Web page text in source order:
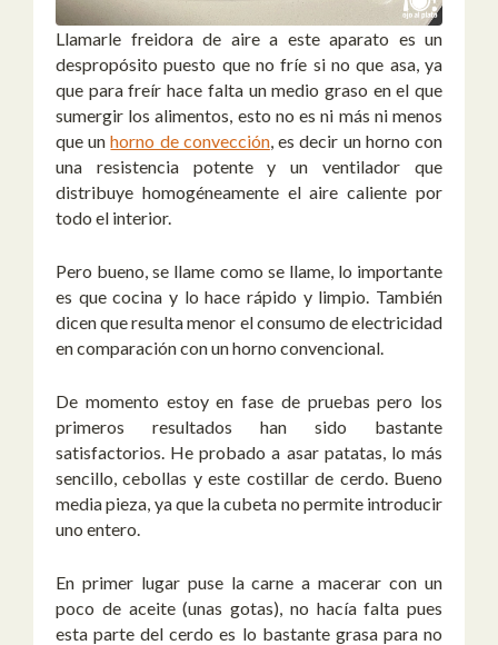
Llamarle freidora de aire a este aparato es un
despropósito puesto que no fríe si no que asa, ya
que para freír hace falta un medio graso en el que
sumergir los alimentos, esto no es ni más ni menos
que unhorno de convección, es decir un horno con
una resistencia potente y un ventilador que
distribuye homogéneamente el aire caliente por
todo el interior.
Pero bueno, se llame como se llame, lo importante
es que cocina y lo hace rápido y limpio. También
dicen que resulta menor el consumo de electricidad
en comparación con un horno convencional.
De momento estoy en fase de pruebas pero los
primeros resultados han sido bastante
satisfactorios. He probado a asar patatas, lo más
sencillo, cebollas y este costillar de cerdo. Bueno
media pieza, ya que la cubeta no permite introducir
uno entero.
En primer lugar puse la carne a macerar con un
poco de aceite (unas gotas), no hacía falta pues
esta parte del cerdo es lo bastante grasa para no